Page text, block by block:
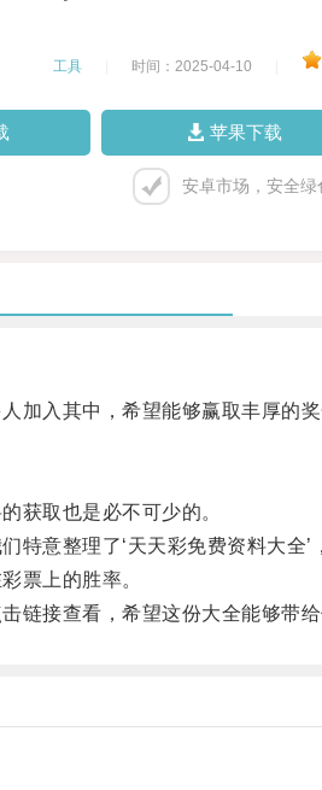
工具 时间：2025-04-10
苹果下载
安卓市场，安全绿
入其中，希望能够赢取丰厚的奖
取也是必不可少的。
意整理了‘天天彩免费资料大全’
票上的胜率。
接查看，希望这份大全能够带给